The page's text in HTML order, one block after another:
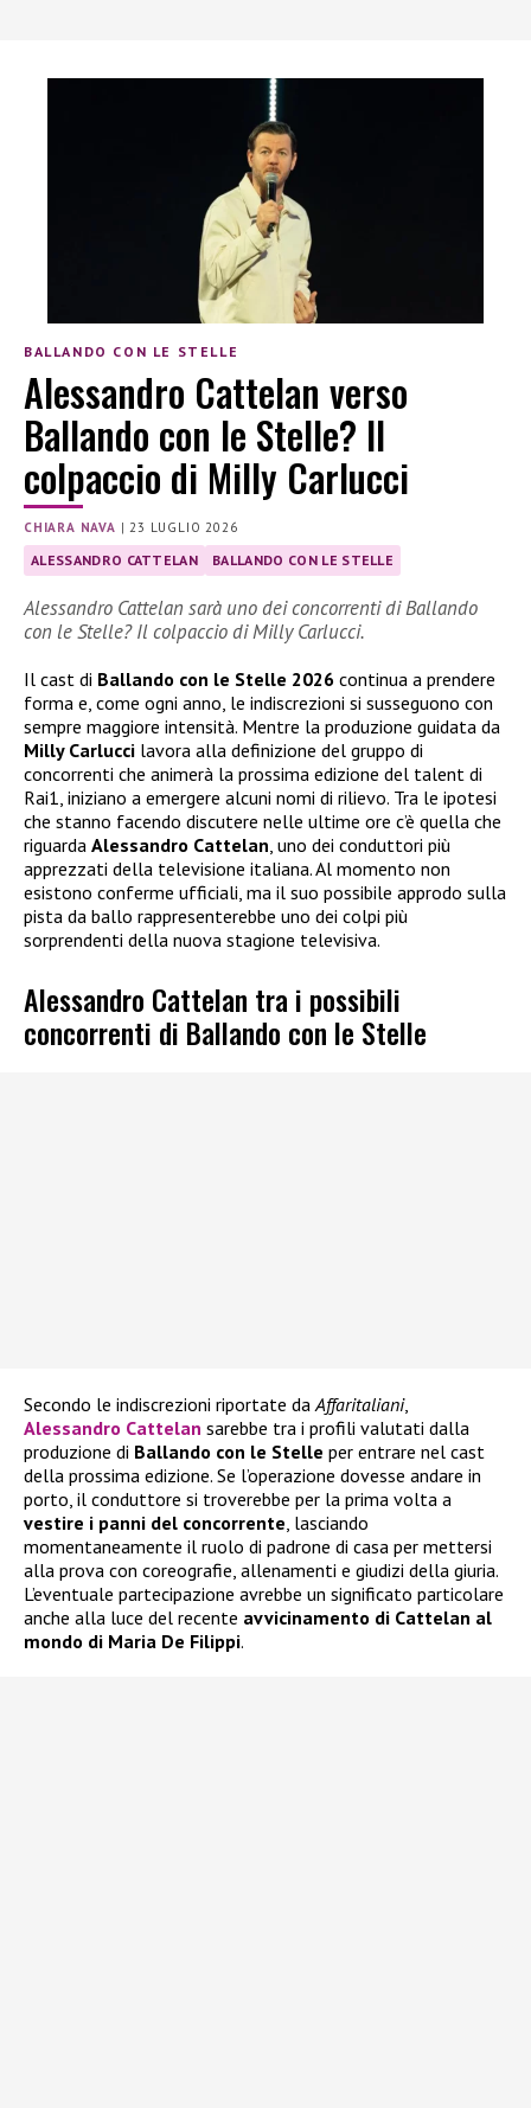
BALLANDO CON LE STELLE
Alessandro Cattelan verso
Ballando con le Stelle? Il
colpaccio di Milly Carlucci
CHIARA NAVA |23 LUGLIO 2026
ALESSANDRO CATTELAN BALLANDO CON LE STELLE
Alessandro Cattelan sarà uno dei concorrenti di Ballando
con le Stelle? Il colpaccio di Milly Carlucci.
Il cast di Ballando con le Stelle 2026 continua a prendere
forma e, come ogni anno, le indiscrezioni si susseguono con
sempre maggiore intensità. Mentre la produzione guidata da
Milly Carlucci lavora alla definizione del gruppo di
concorrenti che animerà la prossima edizione del talent di
Rai1, iniziano a emergere alcuni nomi di rilievo. Tra le ipotesi
che stanno facendo discutere nelle ultime ore c’è quella che
riguarda Alessandro Cattelan, uno dei conduttori più
apprezzati della televisione italiana. Al momento non
esistono conferme ufficiali, ma il suo possibile approdo sulla
pista da ballo rappresenterebbe uno dei colpi più
sorprendenti della nuova stagione televisiva.
Alessandro Cattelan tra i possibili
concorrenti di Ballando con le Stelle
Secondo le indiscrezioni riportate daAffaritaliani,
Alessandro Cattelan sarebbe tra i profili valutati dalla
produzione di Ballando con le Stelle per entrare nel cast
della prossima edizione. Se l’operazione dovesse andare in
porto, il conduttore si troverebbe per la prima volta a
vestire i panni del concorrente, lasciando
momentaneamente il ruolo di padrone di casa per mettersi
alla prova con coreografie, allenamenti e giudizi della giuria.
L’eventuale partecipazione avrebbe un significato particolare
anche alla luce del recente avvicinamento di Cattelan al
mondo di Maria De Filippi.